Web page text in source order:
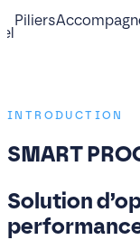
Piliers
INTRODUCTION
SMART
Solution